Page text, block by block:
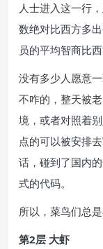
人士进入这一行
数绝对比西方多
员的平均智商比西
没有多少人愿意
不咋的，整天被
境，或者对照着
点的可以被安排
话，碰到了国内
式的代码。
所以，菜鸟们总
第2层 大虾